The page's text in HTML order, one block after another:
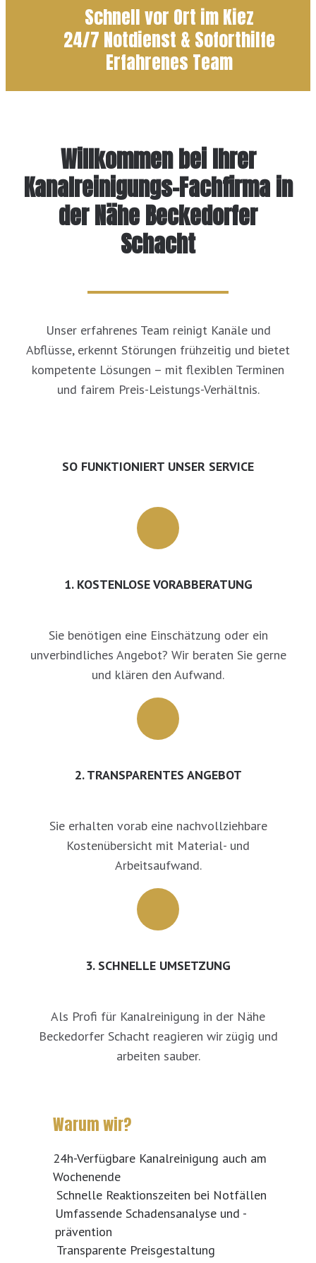
Schnell vor Ort im Kiez
24/7 Notdienst & Soforthilfe
Erfahrenes Team
Willkommen bei Ihrer
Kanalreinigungs-Fachfirma in
der Nähe Beckedorfer
Schacht
Unser erfahrenes Team reinigt Kanäle und
Abflüsse, erkennt Störungen frühzeitig und bietet
kompetente Lösungen – mit flexiblen Terminen
und fairem Preis-Leistungs-Verhältnis.
SO FUNKTIONIERT UNSER SERVICE
1. KOSTENLOSE VORABBERATUNG
Sie benötigen eine Einschätzung oder ein
unverbindliches Angebot? Wir beraten Sie gerne
und klären den Aufwand.
2. TRANSPARENTES ANGEBOT
Sie erhalten vorab eine nachvollziehbare
Kostenübersicht mit Material- und
Arbeitsaufwand.
3. SCHNELLE UMSETZUNG
Als Profi für Kanalreinigung in der Nähe
Beckedorfer Schacht reagieren wir zügig und
arbeiten sauber.
Warum wir?
24h-Verfügbare Kanalreinigung auch am
Wochenende
Schnelle Reaktionszeiten bei Notfällen
Umfassende Schadensanalyse und -
prävention
Transparente Preisgestaltung